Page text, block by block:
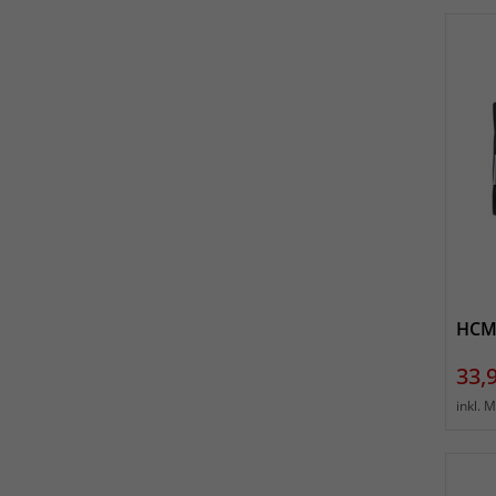
inkl.